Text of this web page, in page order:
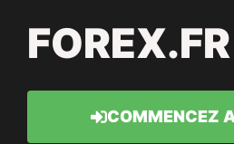
FOREX.FR
COMMENCEZ